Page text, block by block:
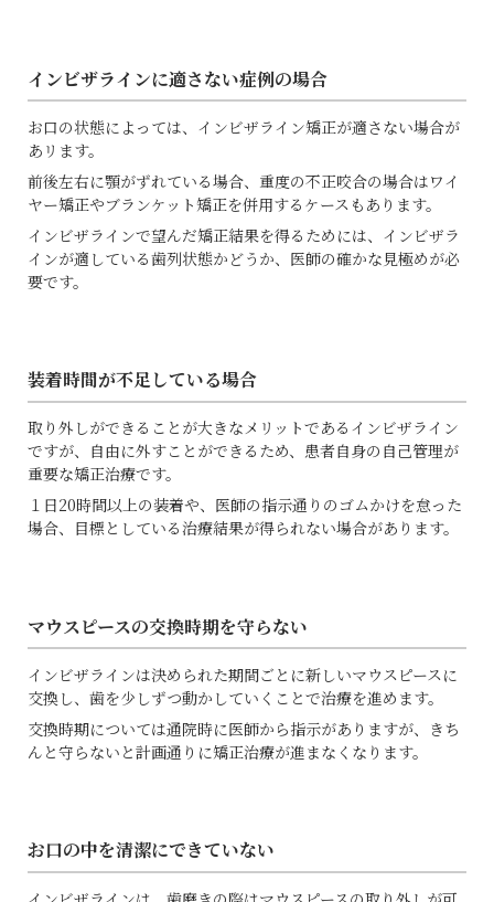
インビザラインに適さない症例の場合
お口の状態によっては、インビザライン矯正が適さない場合が
あリます。
前後左右に顎がずれている場合、重度の不正咬合の場合はワイ
ヤー矯正やブランケット矯正を併用するケースもあります。
インビザラインで望んだ矯正結果を得るためには、インビザラ
インが適している歯列状態かどうか、医師の確かな見極めが必
要です。
装着時間が不足している場合
取り外しができることが大きなメリットであるインビザライン
ですが、自由に外すことができるため、患者自身の自己管理が
重要な矯正治療です。
１日20時間以上の装着や、医師の指示通りのゴムかけを怠った
場合、目標としている治療結果が得られない場合があります。
マウスピースの交換時期を守らない
インビザラインは決められた期間ごとに新しいマウスピースに
交換し、歯を少しずつ動かしていくことで治療を進めます。
交換時期については通院時に医師から指示がありますが、きち
んと守らないと計画通りに矯正治療が進まなくなります。
お口の中を清潔にできていない